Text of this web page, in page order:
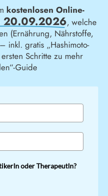
kostenlosen Online-
20.09.2026, welche
(Ernährung, Nährstoffe,
inkl. gratis „Hashimoto-
Schritte zu mehr
Guide
oder TherapeutIn?